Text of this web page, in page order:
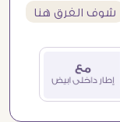
شوف الفرق هنا